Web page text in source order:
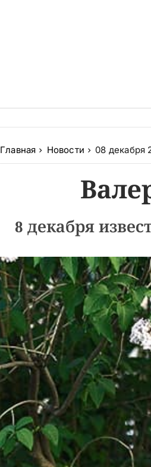
Главная Новости 08 декабря
8 декабря